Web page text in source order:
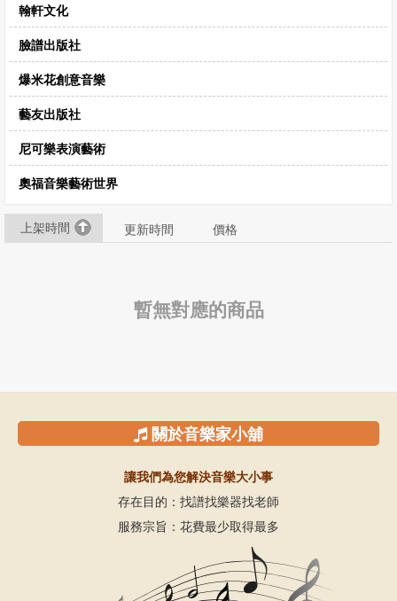
翰軒文化
臉譜出版社
爆米花創意音樂
藝友出版社
尼可樂表演藝術
奧福音樂藝術世界
上架時間 更新時間 價格
暫無對應的商品
關於音樂家小舖
讓我們為您解決音樂大小事
存在目的：找譜找樂器找老師
服務宗旨：花費最少取得最多